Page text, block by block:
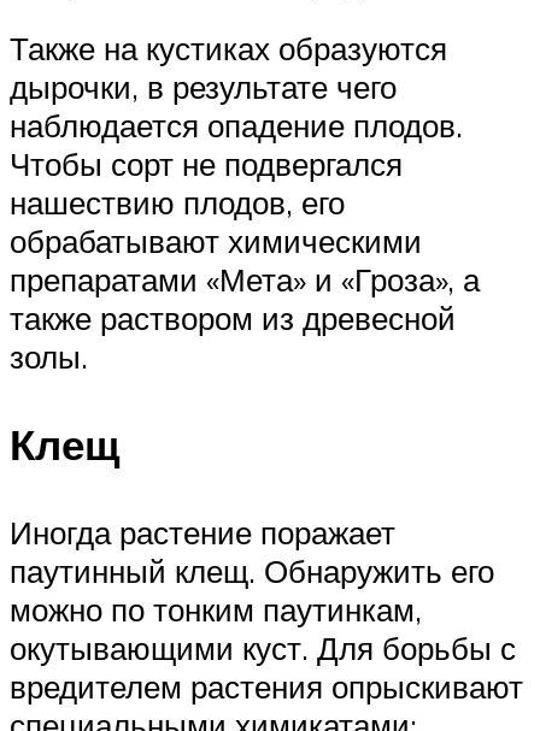
Также на кустиках образуются
дырочки, в результате чего
наблюдается опадение плодов.
Чтобы сорт не подвергался
нашествию плодов, его
обрабатывают химическими
препаратами «Мета» и «Гроза», а
также раствором из древесной
золы.
Клещ
Иногда растение поражает
паутинный клещ. Обнаружить его
можно по тонким паутинкам,
окутывающими куст. Для борьбы с
вредителем растения опрыскивают